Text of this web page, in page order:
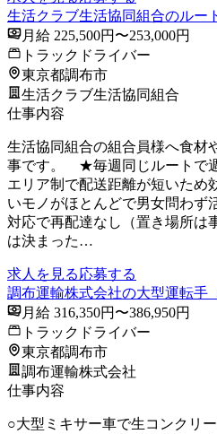
生活クラブ生活協同組合のルー
月給 225,500円〜253,000円
トラックドライバー
東京都調布市
生活クラブ生活協同組合
仕事内容
生活協同組合の組合員様へ食材
事です。 ★毎週同じルートで
エリア制で配送距離が短いた
いモノがほとんどで男女問わ
対応で再配達なし（置き場所
は決まった…
求人を見る応募する
調布運輸株式会社の大型運転手
月給 316,350円〜386,950円
トラックドライバー
東京都調布市
調布運輸株式会社
仕事内容
○大型ミキサー車で生コンクリ